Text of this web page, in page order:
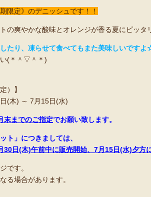
限定》のデニッシュです！！
の爽やかな酸味とオレンジが香る夏にピッタ
たり、凍らせて食べてもまた美味しいです
(＊＾▽＾＊)
）】
(木) ～ 7月15日(水)
末までのご指定でお願い致します。
ト」につきましては、
30日(木)午前中に販売開始、 7月15日(水)夕方
です。
る場合があります。